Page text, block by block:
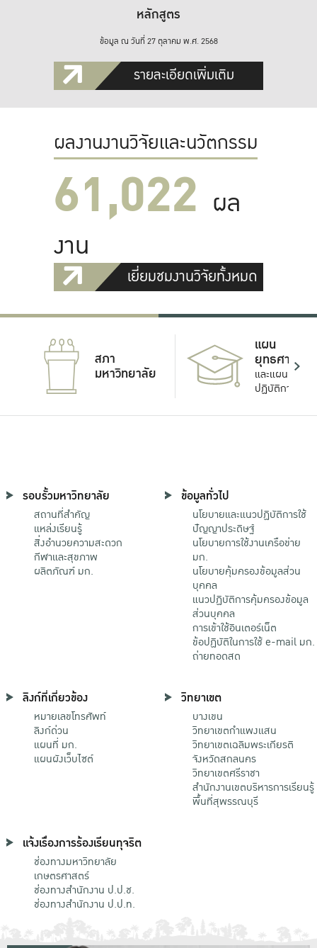
หลักสูตร
ข้อมูล ณ วันที่ 27 ตุลาคม พ.ศ. 2568
รายละเอียดเพิ่มเติม
ผลงานงานวิจัยและนวัตกรรม
61,022 ผล
งาน
เยี่ยมชมงานวิจัยทั้งหมด
สภา
มหาวิทยาลัย
แผน
ยุทธศาสตร์
และแผน
ปฏิบัติการ
รอบรั้วมหาวิทยาลัย
สถานที่สำคัญ
แหล่งเรียนรู้
สิ่งอำนวยความสะดวก
กีฬาและสุขภาพ
ผลิตภัณฑ์ มก.
ข้อมูลทั่วไป
นโยบายและแนวปฏิบัติการใช้
ปัญญาประดิษฐ์
นโยบายการใช้งานเครือข่าย
มก.
นโยบายคุ้มครองข้อมูลส่วน
บุคคล
แนวปฏิบัติการคุ้มครองข้อมูล
ส่วนบุคคล
การเข้าใช้อินเตอร์เน็ต
ข้อปฏิบัติในการใช้ e-mail มก.
ถ่ายทอดสด
ลิงก์ที่เกี่ยวข้อง
หมายเลขโทรศัพท์
ลิงก์ด่วน
แผนที่ มก.
แผนผังเว็บไซต์
วิทยาเขต
บางเขน
วิทยาเขตกําแพงแสน
วิทยาเขตเฉลิมพระเกียรติ
จังหวัดสกลนคร
วิทยาเขตศรีราชา
สำนักงานเขตบริหารการเรียนรู้
พื้นที่สุพรรณบุรี
แจ้งเรื่องการร้องเรียนทุจริต
ช่องทางมหาวิทยาลัย
เกษตรศาสตร์
ช่องทางสำนักงาน ป.ป.ช.
ช่องทางสำนักงาน ป.ป.ท.